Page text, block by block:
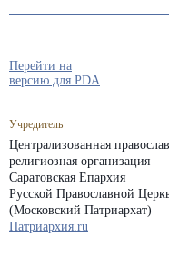
Учредитель
Централизованная
религиозная организация
Саратовская Епархия
Русской Православной
(Московский Патриархат)
Патриархия.ru
Перейти на
версию для PDA